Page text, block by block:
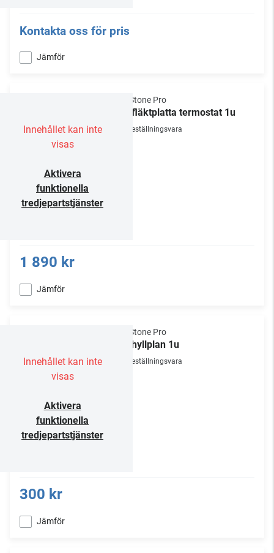
Kontakta oss för pris
Jämför
Innehållet kan inte
visas
Aktivera
funktionella
tredjepartstjänster
NorStone Pro
19" fläktplatta termostat 1u
Beställningsvara
1 890 kr
Jämför
Innehållet kan inte
visas
Aktivera
funktionella
tredjepartstjänster
NorStone Pro
19" hyllplan 1u
Beställningsvara
300 kr
Jämför